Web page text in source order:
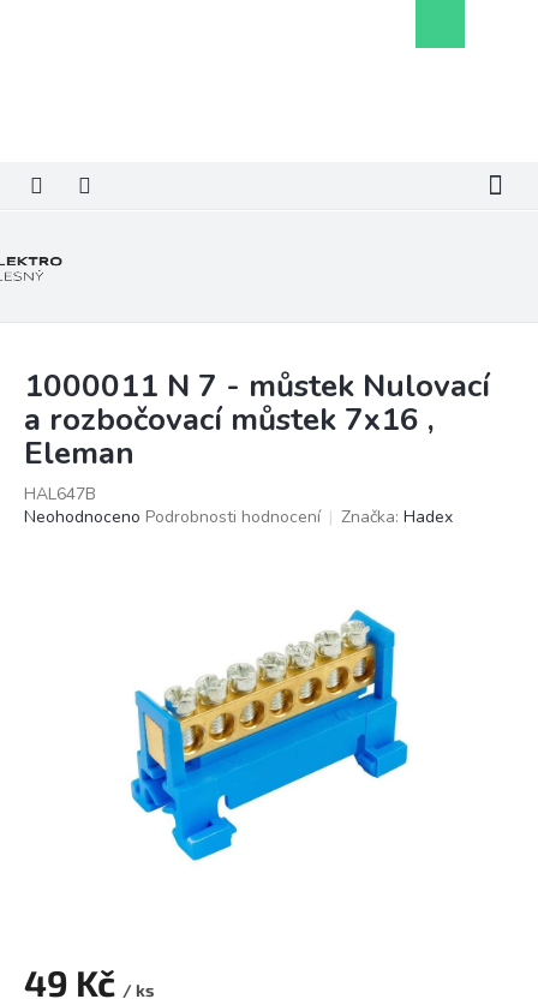
košík
1000011 N 7 - můstek Nulovací
a rozbočovací můstek 7x16 ,
Eleman
HAL647B
Průměrné
Neohodnoceno Podrobnosti hodnocení Značka: Hadex
49 Kč / ks